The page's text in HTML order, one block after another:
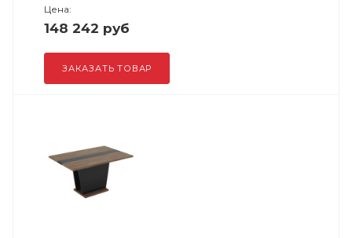
Цена:
148 242 руб
ЗАКАЗАТЬ ТОВАР